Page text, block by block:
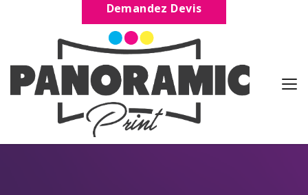
Demandez Devis